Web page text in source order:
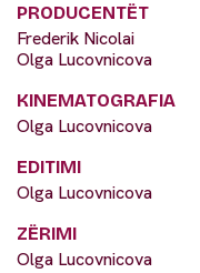
PRODUCENTËT
Frederik Nicolai
Olga Lucovnicova
KINEMATOGRAFIA
Olga Lucovnicova
EDITIMI
Olga Lucovnicova
ZËRIMI
Olga Lucovnicova